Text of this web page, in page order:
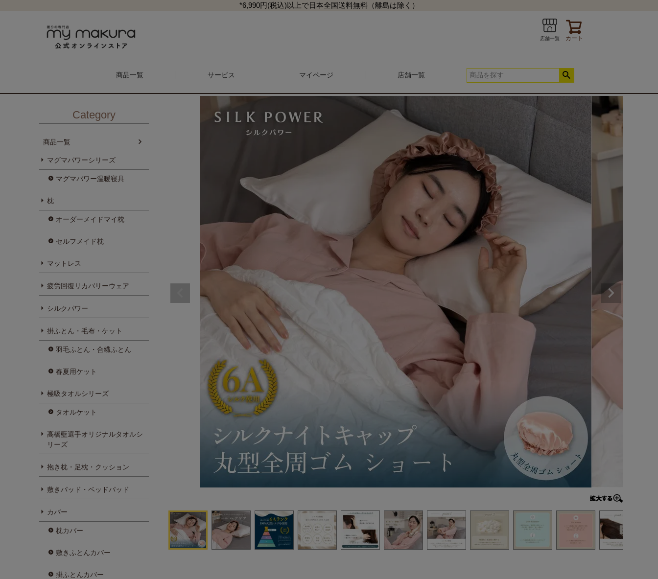
*6,990円(税込)以上で日本全国送料無料（離島は除く）
店舗一覧 カート
商品一覧
マットレス・敷き布団 抱き枕・クッション 春夏快適寝具
サービス
メンテナンス予約 商品レビュー一覧
マイページ 店舗一覧
検索
Category
商品一覧
マグマパワーシリーズ
マグマパワー温暖寝具
枕
オーダーメイドマイ枕
セルフメイド枕
マットレス
疲労回復リカバリーウェア
シルクパワー
掛ふとん・毛布・ケット
羽毛ふとん・合繊ふとん
春夏用ケット
極吸タオルシリーズ
タオルケット
高橋藍選手オリジナルタオルシ
リーズ
抱き枕・足枕・クッション
敷きパッド・ベッドパッド
カバー
枕カバー
敷きふとんカバー
掛ふとんカバー